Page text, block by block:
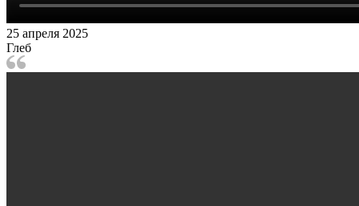
25 апреля 2025
Глеб